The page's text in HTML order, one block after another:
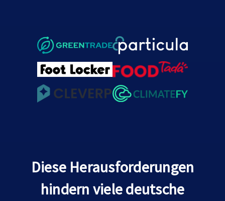
Diese Herausforderungen
hindern viele deutsche